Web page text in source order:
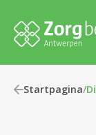
Startpagina/